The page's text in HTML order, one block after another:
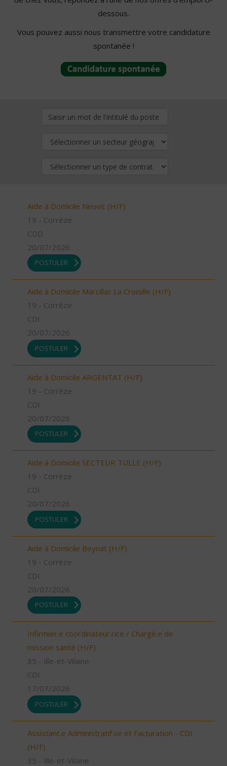
dessous.
Vous pouvez aussi nous transmettre votre candidature
spontanée !
Aide à Domicile Neuvic (H/F)
19 - Corrèze
CDD
20/07/2026
POSTULER
Aide à Domicile Marcillac La Croisille (H/F)
19 - Corrèze
CDI
20/07/2026
POSTULER
Aide à Domicile ARGENTAT (H/F)
19 - Corrèze
CDI
20/07/2026
POSTULER
Aide à Domicile SECTEUR TULLE (H/F)
19 - Corrèze
CDI
20/07/2026
POSTULER
Aide à Domicile Beynat (H/F)
19 - Corrèze
CDI
20/07/2026
POSTULER
Infirmier.e coordinateur.rice / Chargé.e de
mission santé (H/F)
35 - Ille-et-Vilaine
CDI
17/07/2026
POSTULER
Assistant.e Administratif.ve et Facturation - CDI
(H/F)
35 - Ille-et-Vilaine